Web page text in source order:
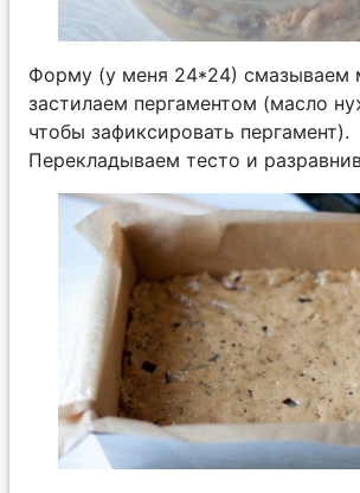
Форму (у меня 24*24) смазываем
застилаем пергаментом (масло
чтобы зафиксировать пергамент).
Перекладываем тесто и